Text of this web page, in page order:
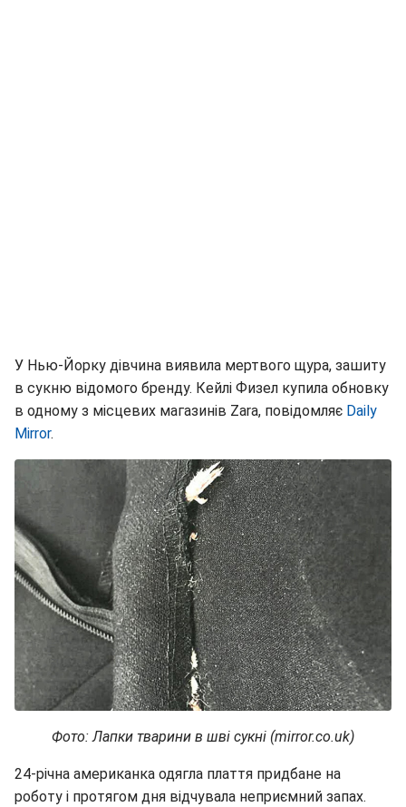
У Нью-Йорку дівчина виявила мертвого щура, зашиту
в сукню відомого бренду. Кейлі Физел купила обновку
в одному з місцевих магазинів Zara, повідомляє Daily
Mirror.
Фото: Лапки тварини в шві сукні (mirror.co.uk)
24-річна американка одягла плаття придбане на
роботу і протягом дня відчувала неприємний запах.